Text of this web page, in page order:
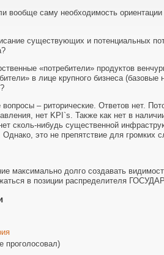
вообще саму необходимость ориентации
существующих и потенциальных
«потребители» продуктов
в лице крупного бизнеса (базовые
– риторические. Ответов нет.
нет KPI `s. Также как нет в
сколь-нибудь существенной
Однако, это не препятствие для громких
максимально долго создавать
в позиции распределителя
проголосовал)